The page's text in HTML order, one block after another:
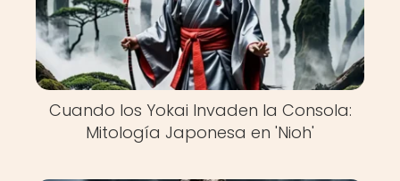
Cuando los Yokai Invaden la Consola:
Mitología Japonesa en 'Nioh'